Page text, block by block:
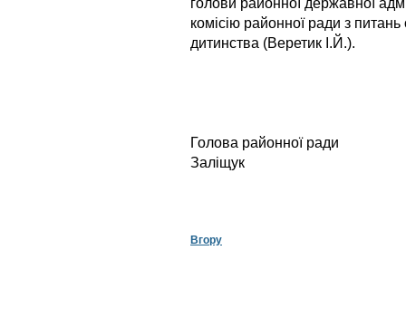
комісію районної ради з
дитинства (Веретик І.Й.).
Голова
Заліщук
Вгору